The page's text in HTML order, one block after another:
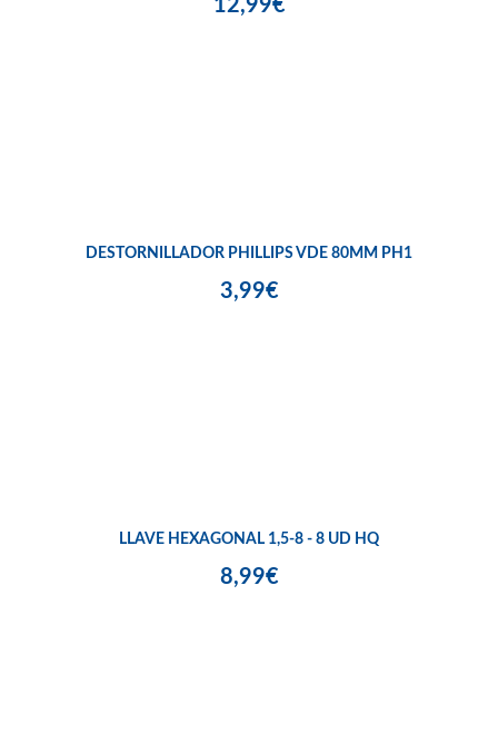
12,99€
DESTORNILLADOR PHILLIPS VDE 80MM PH1
3,99€
LLAVE HEXAGONAL 1,5-8 - 8 UD HQ
8,99€